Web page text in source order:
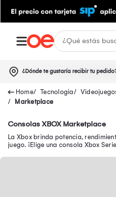
¿Dónde te gustaría recibir tu
Tecnologia
Marketplace
Consolas XBOX Marketplace
La Xbox brinda potencia,
juego. ¡Elige una consola Xbox